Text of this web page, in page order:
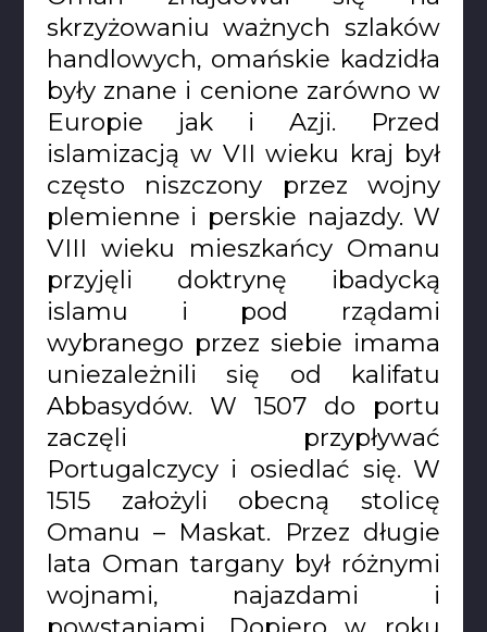
skrzyżowaniu ważnych szlaków
handlowych, omańskie kadzidła
były znane i cenione zarówno w
Europie jak i Azji. Przed
islamizacją w VII wieku kraj był
często niszczony przez wojny
plemienne i perskie najazdy. W
VIII wieku mieszkańcy Omanu
przyjęli doktrynę ibadycką
islamu i pod rządami
wybranego przez siebie imama
uniezależnili się od kalifatu
Abbasydów. W 1507 do portu
zaczęli przypływać
Portugalczycy i osiedlać się. W
1515 założyli obecną stolicę
Omanu – Maskat. Przez długie
lata Oman targany był różnymi
wojnami, najazdami i